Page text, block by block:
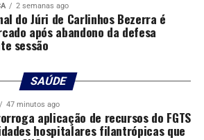
POLITICA-MT TERÁ
VAGAS
ambiental e distribui
2 semanas ago
do Júri de Carlinhos Bezerra é
após abandono da defesa
sessão
SAÚDE
47 minutos ago
aplicação de recursos do FGTS
hospitalares filantrópicas que